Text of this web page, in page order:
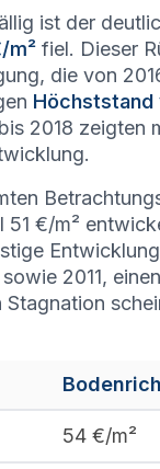
ist der
m² fiel. Dieser
die von
Höchststand
2018 zeigten
51 €/m²
2011,
Stagnation
54 €/m²